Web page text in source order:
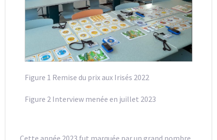
Figure 1 Remise du prix aux Irisés 2022
Figure 2 Interview menée en juillet 2023